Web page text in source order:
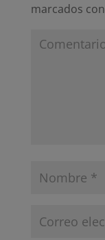
marcados con